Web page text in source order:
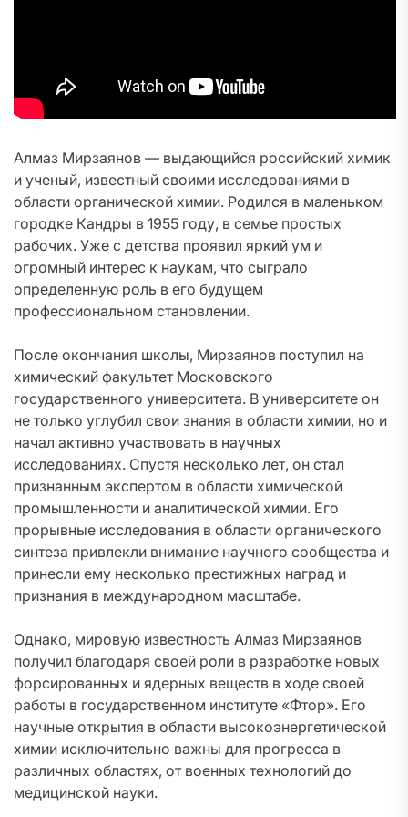
Алмаз Мирзаянов — выдающийся российский химик
и ученый, известный своими исследованиями в
области органической химии. Родился в маленьком
городке Кандры в 1955 году, в семье простых
рабочих. Уже с детства проявил яркий ум и
огромный интерес к наукам, что сыграло
определенную роль в его будущем
профессиональном становлении.
После окончания школы, Мирзаянов поступил на
химический факультет Московского
государственного университета. В университете он
не только углубил свои знания в области химии, но и
начал активно участвовать в научных
исследованиях. Спустя несколько лет, он стал
признанным экспертом в области химической
промышленности и аналитической химии. Его
прорывные исследования в области органического
синтеза привлекли внимание научного сообщества и
принесли ему несколько престижных наград и
признания в международном масштабе.
Однако, мировую известность Алмаз Мирзаянов
получил благодаря своей роли в разработке новых
форсированных и ядерных веществ в ходе своей
работы в государственном институте «Фтор». Его
научные открытия в области высокоэнергетической
химии исключительно важны для прогресса в
различных областях, от военных технологий до
медицинской науки.